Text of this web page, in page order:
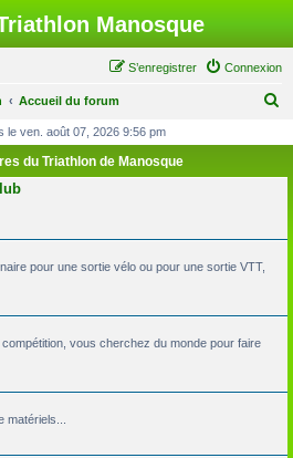
Manosque
Connexion
S’enregistrer
Accueil du forum
h
le ven. août 07, 2026 9:56 pm
du Triathlon de Manosque
pour une sortie vélo ou pour une sortie VTT,
vous cherchez du monde pour faire
matériels...